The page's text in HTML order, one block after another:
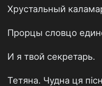
Хрустальный
Прорцы словцо
И я твой секретарь.
Тетяна. Чудна ця